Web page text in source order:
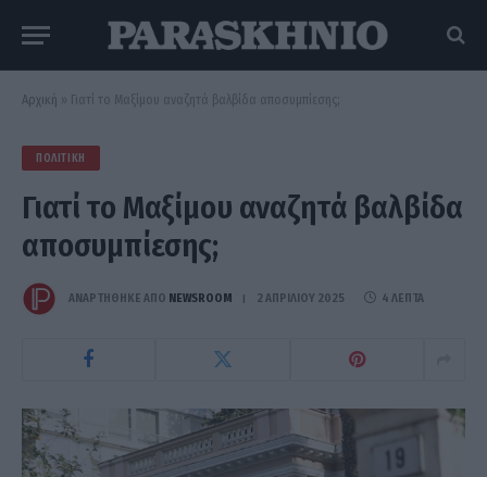
Αρχική » Γιατί το Μαξίμου αναζητά βαλβίδα αποσυμπίεσης;
ΠΟΛΙΤΙΚΉ
Γιατί το Μαξίμου αναζητά βαλβίδα
αποσυμπίεσης;
ΑΝΑΡΤΗΘΗΚΕ ΑΠΟ NEWSROOM 2 ΑΠΡΙΛΊΟΥ 2025 4 ΛΕΠΤΆ